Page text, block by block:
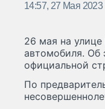
14:57, 27 Мая 2023
26 мая на
автомобиля. Об
официальной
По